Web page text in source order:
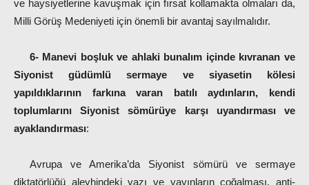
ve haysiyetlerine kavuşmak için fırsat kollamakta olmaları da,
Milli Görüş Medeniyeti için önemli bir avantaj sayılmalıdır.
6- Manevi boşluk ve ahlaki bunalım içinde kıvranan ve
Siyonist güdümlü sermaye ve siyasetin kölesi
yapıldıklarının farkına varan batılı aydınların, kendi
toplumlarını Siyonist sömürüye karşı uyandırması ve
ayaklandırması:
Avrupa ve Amerika’da Siyonist sömürü ve sermaye
diktatörlüğü aleyhindeki yazı ve yayınların çoğalması, anti-